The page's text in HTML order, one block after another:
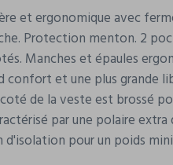
et ergonomique avec
Protection menton. 2
Manches et épaules
confort et une plus grande
de la veste est brossé
par une polaire extra
d'isolation pour un poids